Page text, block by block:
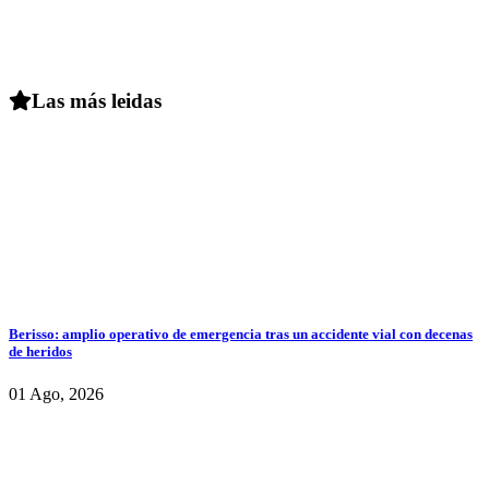
Las más leidas
Berisso: amplio operativo de emergencia tras un accidente vial con decenas
de heridos
01 Ago, 2026